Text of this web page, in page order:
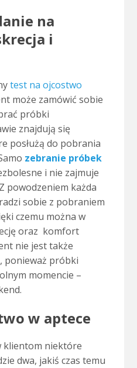
na
i
test na ojcostwo
może zamówić sobie
próbki
znajdują się
posłużą do pobrania
zebranie próbek
i nie zajmuje
powodzeniem każda
sobie z pobraniem
czemu można w
oraz komfort
nie jest także
ponieważ próbki
momencie –
w aptece
klientom niektóre
dwa, jakiś czas temu